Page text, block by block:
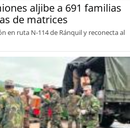
aljibe a 691 familias
de matrices
en ruta N-114 de Ránquil y reconecta al